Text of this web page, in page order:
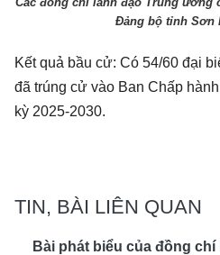
Đảng bộ tỉnh Sơn
Kết quả bầu cử: Có 54/60 đại
đã trúng cử vào Ban Chấp
kỳ 2025-2030.
TIN, BÀI LIÊN QUAN
Bài phát biểu của đồng